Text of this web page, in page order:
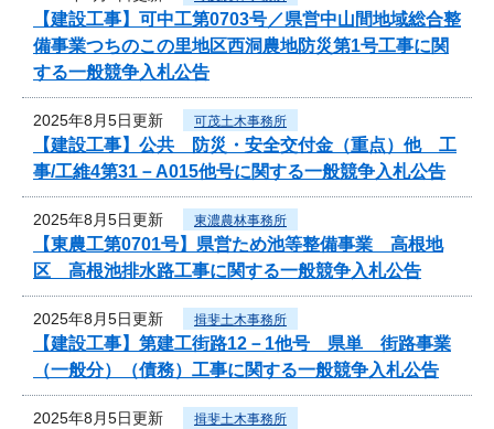
【建設工事】可中工第0703号／県営中山間地域総合整
備事業つちのこの里地区西洞農地防災第1号工事に関
する一般競争入札公告
2025年8月5日更新 可茂土木事務所
【建設工事】公共 防災・安全交付金（重点）他 工
事/工維4第31－A015他号に関する一般競争入札公告
2025年8月5日更新 東濃農林事務所
【東農工第0701号】県営ため池等整備事業 高根地
区 高根池排水路工事に関する一般競争入札公告
2025年8月5日更新 揖斐土木事務所
【建設工事】第建工街路12－1他号 県単 街路事業
（一般分）（債務）工事に関する一般競争入札公告
2025年8月5日更新 揖斐土木事務所